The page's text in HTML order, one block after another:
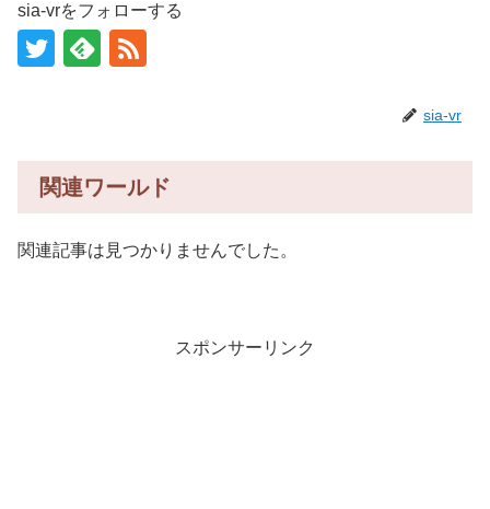
sia-vrをフォローする
sia-vr
関連ワールド
関連記事は見つかりませんでした。
スポンサーリンク